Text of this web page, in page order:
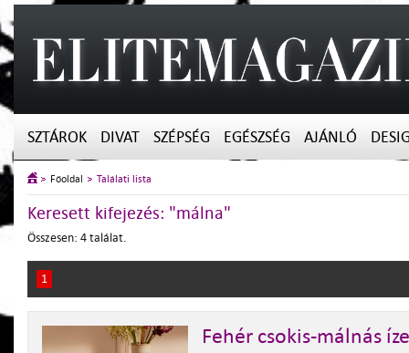
SZTÁROK DIVAT SZÉPSÉG EGÉSZSÉG AJÁNLÓ
Főoldal Találati lista
Keresett kifejezés: "málna"
Összesen: 4 találat.
1
Fehér csokis-málnás